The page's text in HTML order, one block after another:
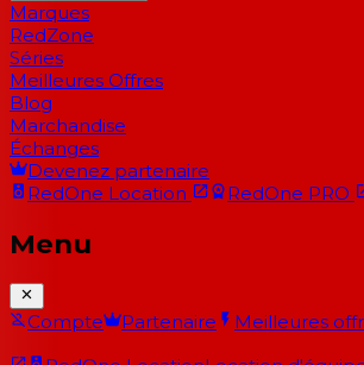
Marques
RedZone
Séries
Meilleures Offres
Blog
Marchandise
Échanges
Devenez partenaire
RedOne Location RedOne PRO
Menu
Compte Partenaire Meilleures